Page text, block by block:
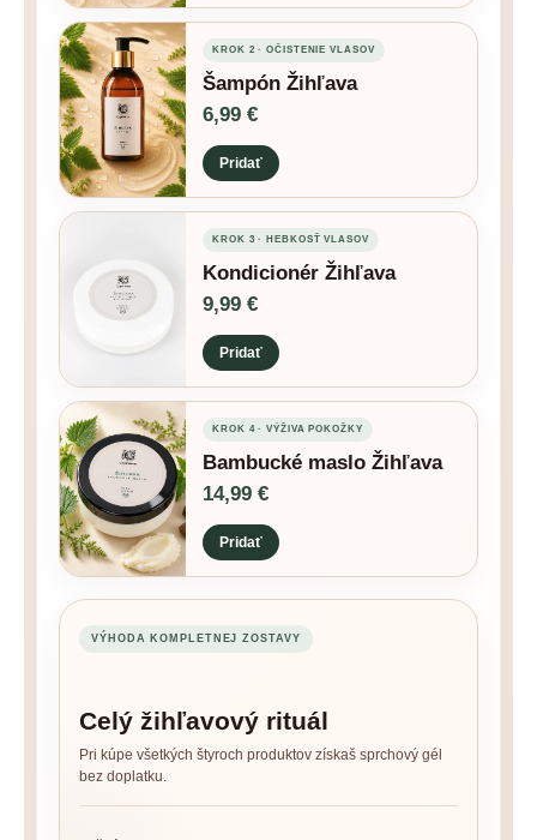
KROK 2 · OČISTENIE VLASOV
Šampón Žihľava
6,99 €
Pridať
KROK 3 · HEBKOSŤ VLASOV
Kondicionér Žihľava
9,99 €
Pridať
KROK 4 · VÝŽIVA POKOŽKY
Bambucké maslo Žihľava
14,99 €
Pridať
VÝHODA KOMPLETNEJ ZOSTAVY
Celý žihľavový rituál
Pri kúpe všetkých štyroch produktov získaš sprchový gél
bez doplatku.